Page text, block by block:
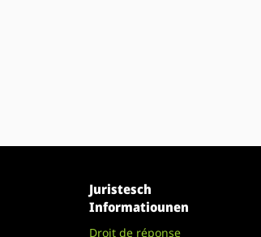
Juristesch
Informatiounen
Droit de réponse